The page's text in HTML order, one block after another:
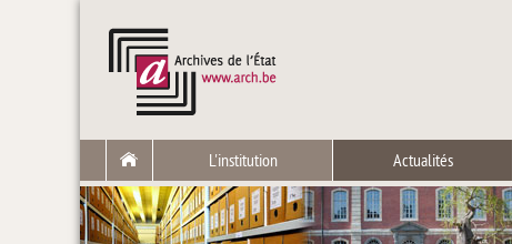
L'institution Actualités